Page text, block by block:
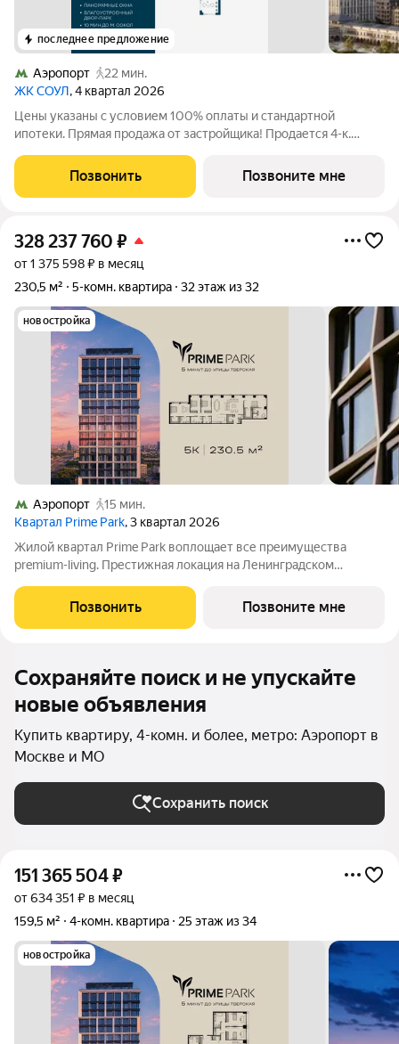
последнее предложение
Аэропорт
22 мин.
ЖК СОУЛ, 4 квартал 2026
Цены указаны с условием 100% оплаты и стандартной
ипотеки. Прямая продажа от застройщика! Продается 4-к.
29 этажного дома, Корпус 5. Без отделки. Проект бизнес-
класса СОУЛ от девелопера
Позвонить Позвоните мне
328 237 760 ₽
от 1 375 598 ₽ в месяц
230,5 м²
5-комн. квартира 32 этаж из 32
новостройка
Аэропорт
15 мин.
Квартал Prime Park, 3 квартал 2026
Жилой квартал Prime Park воплощает все преимущества
premium-living. Престижная локация на Ленинградском
и Белой площади, - 20 мин. до аэропорта «Шереметьево» или
«Москва-Сити», - 4 парка
Позвонить Позвоните мне
Сохраняйте поиск и не упускайте
новые объявления
Купить квартиру, 4-комн. и более, метро: Аэропорт в
Москве и МО
Сохранить поиск
151 365 504₽
от 634 351 ₽ в месяц
159,5 м²
4-комн. квартира 25 этаж из 34
новостройка